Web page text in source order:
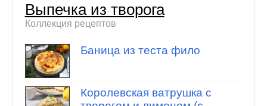
Выпечка из творога
Коллекция рецептов
Баница из теста фило
Королевская ватрушка с